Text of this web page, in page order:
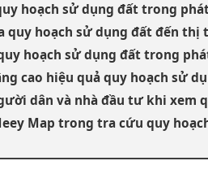
hoạch sử dụng đất trong
quy hoạch sử dụng đất đến
hoạch sử dụng đất trong
cao hiệu quả quy hoạch sử
dân và nhà đầu tư khi xem
Map trong tra cứu quy